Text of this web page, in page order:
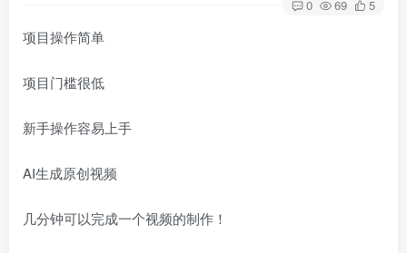
0 69 5
项目操作简单
项目门槛很低
新手操作容易上手
AI生成原创视频
几分钟可以完成一个视频的制作！